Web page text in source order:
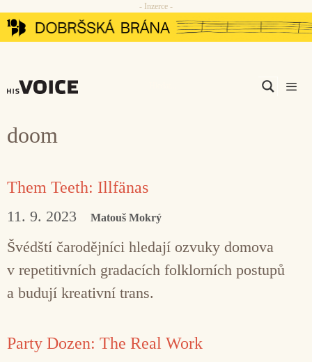
Přeskočit
na
- Inzerce -
doom
Them Teeth: Illfänas
11. 9. 2023 Matouš Mokrý
Švédští čarodějníci hledají ozvuky domova
v repetitivních gradacích folklorních postupů
a budují kreativní trans.
Party Dozen: The Real Work